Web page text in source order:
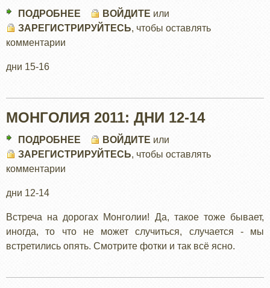
ПОДРОБНЕЕ
МОНГОЛИЯ
ВОЙДИТЕ или
ЗАРЕГИСТРИРУЙТЕСЬ, чтобы оставлять
комментарии
дни 15-16
МОНГОЛИЯ 2011: ДНИ 12-14
ПОДРОБНЕЕ
МОНГОЛИЯ
ВОЙДИТЕ или
ЗАРЕГИСТРИРУЙТЕСЬ, чтобы оставлять
комментарии
дни 12-14
Встреча на дорогах Монголии! Да, такое тоже бывает,
иногда, то что не может случиться, случается - мы
встретились опять. Смотрите фотки и так всё ясно.